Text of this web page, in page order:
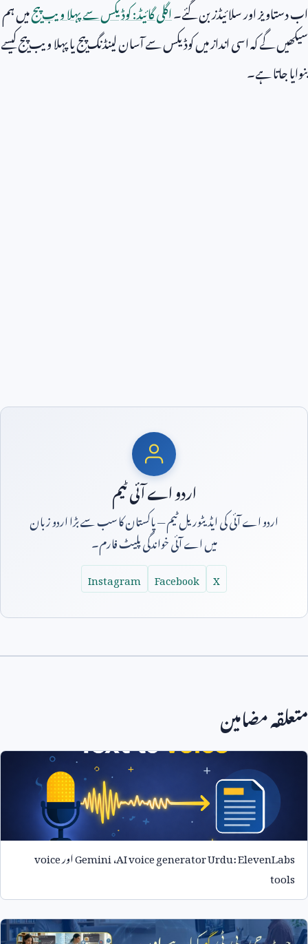
اب دستاویز اور سلائیڈز بن گئے۔اگلی گائیڈ: کوڈیکس سے پہلا ویب پیجمیں ہم
سیکھیں گے کہ اسی انداز میں کوڈیکس سے آسان لینڈنگ پیج یا پہلا ویب پیج کیسے
بنوایا جاتا ہے۔
اردو اے آئی ٹیم
اردو اے آئی کی ایڈیٹوریل ٹیم — پاکستان کا سب سے بڑا اردو زبان
میں اے آئی خواندگی پلیٹ فارم۔
X
Facebook
Instagram
متعلقہ مضامین
AI voice generator Urdu: ElevenLabs،Geminiاورvoice
tools